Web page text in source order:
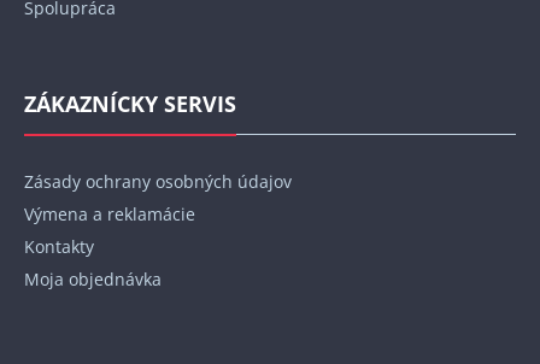
Spolupráca
ZÁKAZNÍCKY SERVIS
Zásady ochrany osobných údajov
Výmena a reklamácie
Kontakty
Moja objednávka